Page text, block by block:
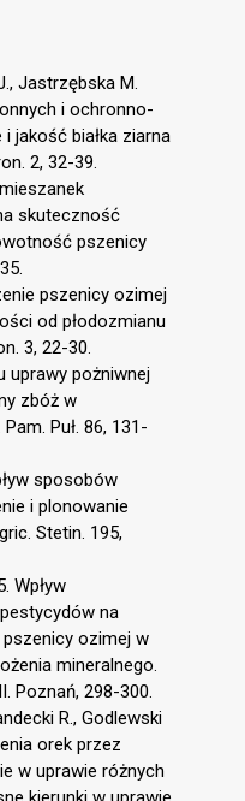
Jastrzębska M.
i ochronno-
jakość białka ziarna
2, 32-39.
skuteczność
pszenicy
pszenicy ozimej
od płodozmianu
3, 22-30.
uprawy pożniwnej
zbóż w
Puł. 86, 131-
sposobów
i plonowanie
Stetin. 195,
Wpływ
na
ozimej w
mineralnego.
Poznań, 298-300.
R., Godlewski
orek przez
w uprawie różnych